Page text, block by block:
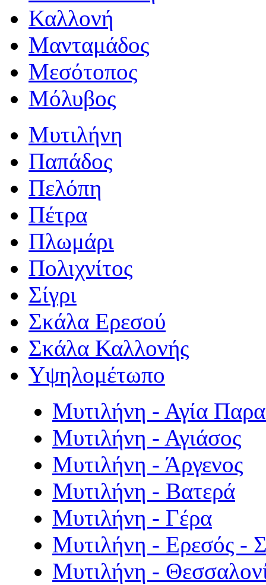
Καλλονή
Μανταμάδος
Μεσότοπος
Μόλυβος
Μυτιλήνη
Παπάδος
Πελόπη
Πέτρα
Πλωμάρι
Πολιχνίτος
Σίγρι
Σκάλα Ερεσού
Σκάλα Καλλονής
Υψηλομέτωπο
Μυτιλήνη - Αγία
Μυτιλήνη - Αγιάσος
Μυτιλήνη - Άργενος
Μυτιλήνη - Βατερά
Μυτιλήνη - Γέρα
Μυτιλήνη - Ερεσός -
Μυτιλήνη -